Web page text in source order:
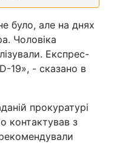
було, але на днях
Чоловіка
Експрес-
19», - сказано в
прокуратурі
контактував з